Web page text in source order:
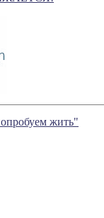
жить"